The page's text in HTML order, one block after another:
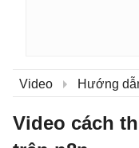
Video Hướng
Video cách